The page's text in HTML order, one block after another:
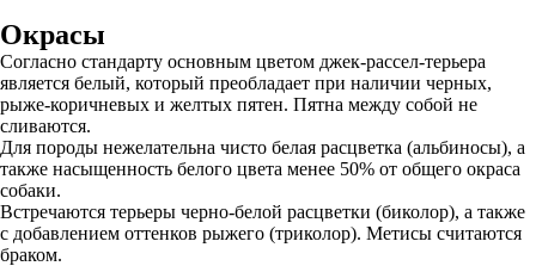
Окрасы
Согласно стандарту основным цветом джек-рассел-терьера
является белый, который преобладает при наличии черных,
рыже-коричневых и желтых пятен. Пятна между собой не
сливаются.
Для породы нежелательна чисто белая расцветка (альбиносы), а
также насыщенность белого цвета менее 50% от общего окраса
собаки.
Встречаются терьеры черно-белой расцветки (биколор), а также
с добавлением оттенков рыжего (триколор). Метисы считаются
браком.